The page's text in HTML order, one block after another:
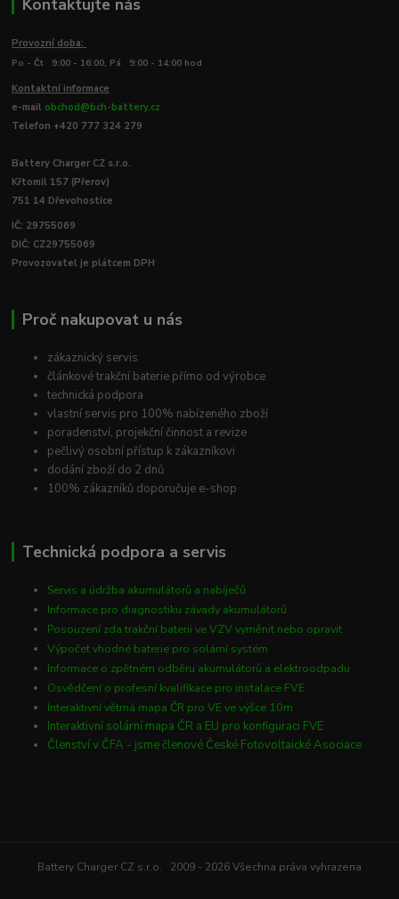
Kontaktujte nás
Provozní doba:
Po - Čt 9:00 - 16:00, Pá 9:00 - 14:00 hod
Kontaktní informace
e-mail obchod@bch-battery.cz
Telefon +420 777 324 279
Battery Charger CZ s.r.o.
Křtomil 157 (Přerov)
751 14 Dřevohostice
IČ: 29755069
DIČ: CZ29755069
Provozovatel je plátcem DPH
Proč nakupovat u nás
zákaznický servis
článkové trakční baterie přímo od výrobce
technická podpora
vlastní servis pro 100% nabízeného zboží
poradenství, projekční činnost a revize
pečlivý osobní přístup k zákazníkovi
dodání zboží do 2 dnů
100% zákazníků doporučuje e-shop
Technická podpora a servis
Servis a údržba akumulátorů a nabíječů
Informace pro diagnostiku závady akumulátorů
Posouzení zda trakční baterii ve VZV vyměnit nebo opravit
Výpočet vhodné baterie pro solární systém
Informace o zpětném odběru akumulátorů a elektroodpadu
Osvědčení o profesní kvalifikace pro instalace FVE
Interaktivní větrná mapa ČR pro VE ve výšce 10m
Interaktivní solární mapa ČR a EU pro konfiguraci FVE
Členství v ČFA - jsme členové České Fotovoltaické Asociace
Battery Charger CZ s.r.o. 2009 - 2026 Všechna práva vyhrazena